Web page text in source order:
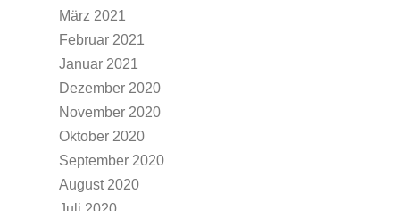
März 2021
Februar 2021
Januar 2021
Dezember 2020
November 2020
Oktober 2020
September 2020
August 2020